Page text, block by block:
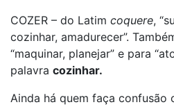
COZER – do Latim coquere,
cozinhar, amadurecer”.
“maquinar, planejar” e para
palavra cozinhar.
Ainda há quem faça confusão